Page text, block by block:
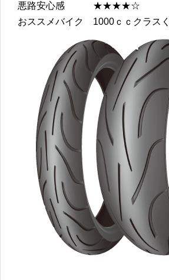
悪路安心感 ★★★★☆
おススメバイク 1000ｃｃクラス